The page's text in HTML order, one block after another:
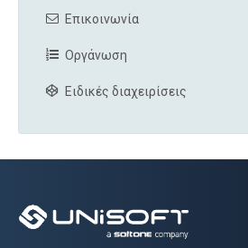
Επικοινωνία
Οργάνωση
Ειδικές διαχειρίσεις